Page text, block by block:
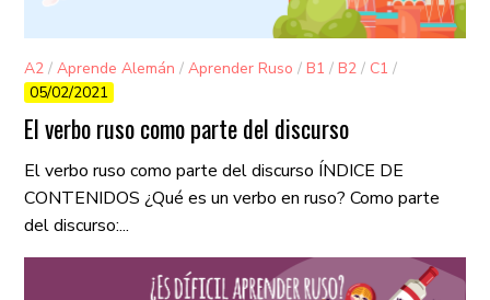
A2 /Aprende Alemán /Aprender Ruso /B1 /B2 / C1 /
Sin categorizar
05/02/2021
El verbo ruso como parte del discurso
El verbo ruso como parte del discurso ÍNDICE DE
CONTENIDOS ¿Qué es un verbo en ruso? Como parte
del discurso:...